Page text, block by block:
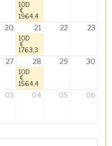
10D
€
1964,4
20 21
10D
€
1763,3
22 23
27 28
10D
€
1564,4
29 30
03 04 05 06